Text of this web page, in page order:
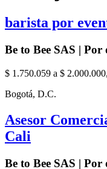
barista por
Be to Bee SAS |
$ 1.750.059 a $ 2.000.000,
Bogotá, D.C.
Asesor
Cali
Be to Bee SAS |